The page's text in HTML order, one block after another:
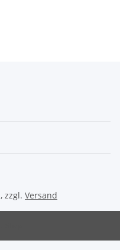
zzgl. Versand